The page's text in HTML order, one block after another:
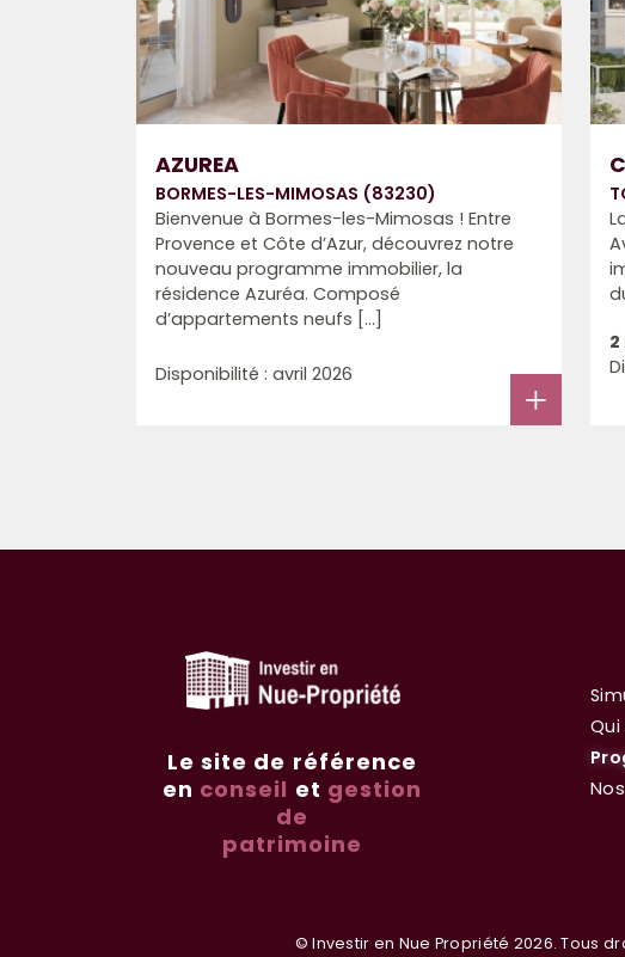
AZUREA
BORMES-LES-MIMOSAS (83230)
Bienvenue à Bormes-les-Mimosas ! Entre
Provence et Côte d’Azur, découvrez notre
nouveau programme immobilier, la
résidence Azuréa. Composé
d’appartements neufs [...]
Disponibilité : avril 2026
2
Le site de référence
en conseil et gestion
de
patrimoine
© Investir en Nue Propriété 2026. Tous